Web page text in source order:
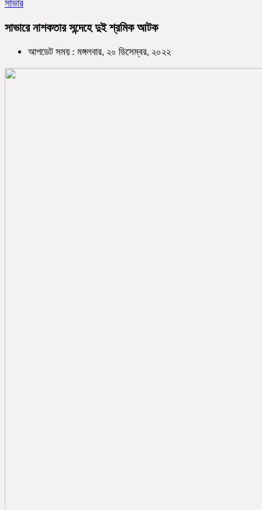
সাভার
সাভারে নাশকতার সন্দেহে দুই শ্রমিক আটক
আপডেট সময় : মঙ্গলবার, ২০ ডিসেম্বর, ২০২২